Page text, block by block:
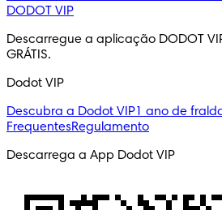
DODOT VIP
Descarregue a aplicação DODOT
GRÁTIS.
Dodot VIP
Descubra a Dodot VIP1 ano de
FrequentesRegulamento
Descarrega a App Dodot VIP